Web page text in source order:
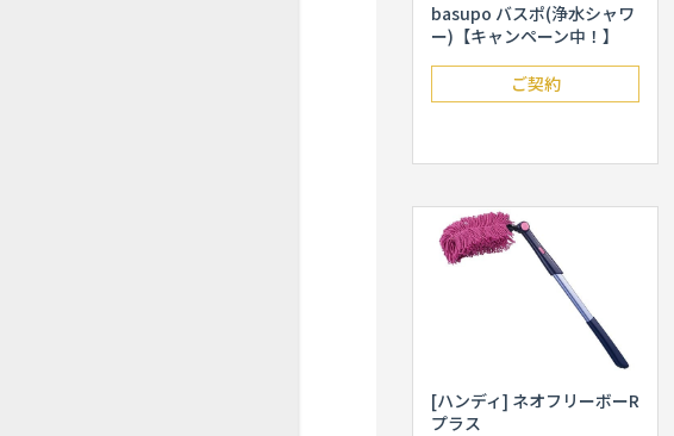
basupo バスポ(浄水シャワ
ー)【キャンペーン中！】
ご契約
[ハンディ] ネオフリーボーR
プラス